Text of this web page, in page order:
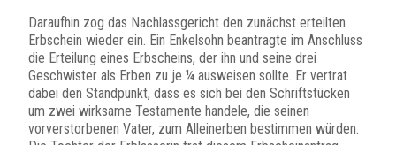
Daraufhin zog das Nachlassgericht den zunächst erteilten
Erbschein wieder ein. Ein Enkelsohn beantragte im Anschluss
die Erteilung eines Erbscheins, der ihn und seine drei
Geschwister als Erben zu je ¼ ausweisen sollte. Er vertrat
dabei den Standpunkt, dass es sich bei den Schriftstücken
um zwei wirksame Testamente handele, die seinen
vorverstorbenen Vater, zum Alleinerben bestimmen würden.